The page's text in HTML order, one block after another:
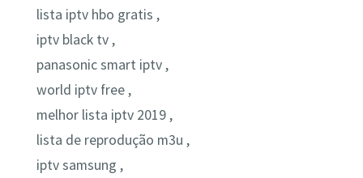
lista iptv hbo gratis ,
iptv black tv ,
panasonic smart iptv ,
world iptv free ,
melhor lista iptv 2019 ,
lista de reprodução m3u ,
iptv samsung ,